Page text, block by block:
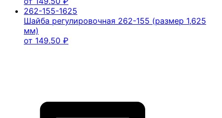
262-155-1625
Шайба регулировочная 262-155 (размер 1,625
мм)
от 149.50 ₽